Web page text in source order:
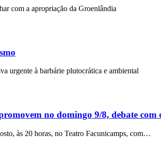
com a apropriação da Groenlândia
urgente à barbárie plutocrática e ambiental
no domingo 9/8, debate com
às 20 horas, no Teatro Facunicamps, com…